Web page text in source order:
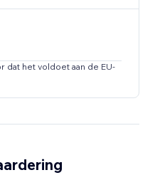
dat het voldoet aan de EU-